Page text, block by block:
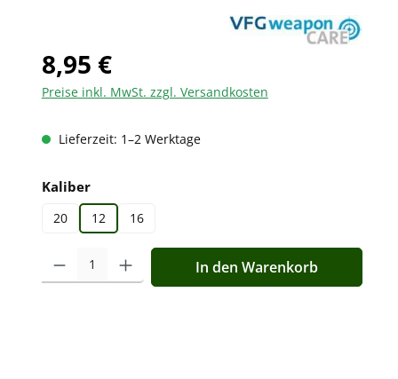
8,95 €
Preise inkl. MwSt. zzgl. Versandkosten
Lieferzeit: 1–2 Werktage
Kaliberauswählen
20 12 16
Produkt Anzahl: Gib den gewünschten Wert ein oder
In den Warenkorb